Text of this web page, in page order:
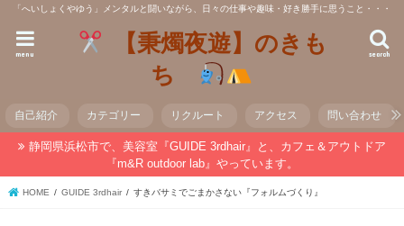
「へいしょくやゆう」メンタルと闘いながら、日々の仕事や趣味・好き勝手に思うこと・・・
【秉燭夜遊】のきも
ち
search
menu
自己紹介 カテゴリー リクルート アクセス 問い合わせ
静岡県浜松市で、美容室『GUIDE 3rdhair』と、カフェ＆アウトドア
『m&R outdoor lab』やっています。
HOME GUIDE 3rdhair すきバサミでごまかさない『フォルムづくり』